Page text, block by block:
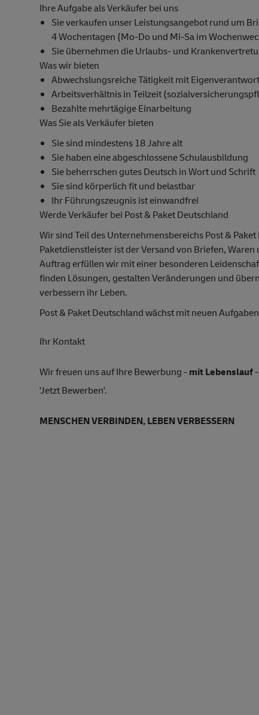
Ihre Aufgabe als Verkäufer bei uns
Sie verkaufen unser Leistungsangebot rund um
4 Wochentagen (Mo-Do und Mi-Sa im
Sie übernehmen die Urlaubs- und
Was wir bieten
Abwechslungsreiche Tätigkeit mit
Arbeitsverhältnis in Teilzeit
Bezahlte mehrtägige Einarbeitung
Was Sie als Verkäufer bieten
Sie sind mindestens 18 Jahre alt
Sie haben eine abgeschlossene Schulausbildung
Sie beherrschen gutes Deutsch in Wort und Schrift
Sie sind körperlich fit und belastbar
Ihr Führungszeugnis ist einwandfrei
Werde Verkäufer bei Post & Paket Deutschland
Wir sind Teil des Unternehmensbereichs Post &
Paketdienstleister ist der Versand von Briefen,
Auftrag erfüllen wir mit einer besonderen
finden Lösungen, gestalten Veränderungen und
verbessern ihr Leben.
Post & Paket Deutschland wächst mit neuen
Ihr Kontakt
Wir freuen uns auf Ihre Bewerbung -mit Lebenslauf
'Jetzt Bewerben'.
MENSCHEN VERBINDEN, LEBEN VERBESSERN